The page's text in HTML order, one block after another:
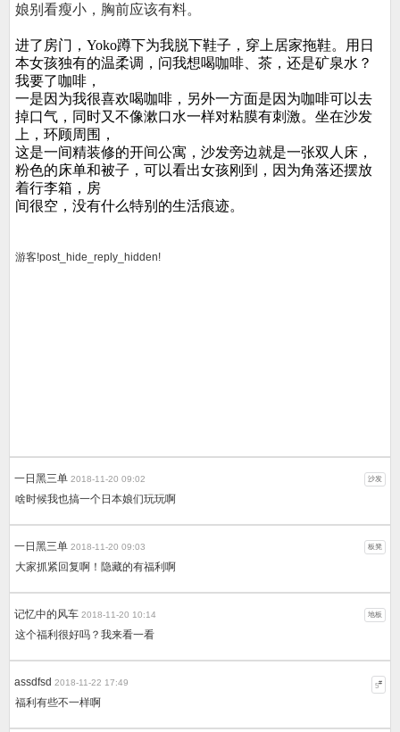
娘别看瘦小，胸前应该有料。
进了房门，Yoko蹲下为我脱下鞋子，穿上居家拖鞋。用日
本女孩独有的温柔调，问我想喝咖啡、茶，还是矿泉水？
我要了咖啡，
一是因为我很喜欢喝咖啡，另外一方面是因为咖啡可以去
掉口气，同时又不像漱口水一样对粘膜有刺激。坐在沙发
上，环顾周围，
这是一间精装修的开间公寓，沙发旁边就是一张双人床，
粉色的床单和被子，可以看出女孩刚到，因为角落还摆放
着行李箱，房
间很空，没有什么特别的生活痕迹。
游客!post_hide_reply_hidden!
沙发
一日黑三单 2018-11-20 09:02
啥时候我也搞一个日本娘们玩玩啊
板凳
一日黑三单 2018-11-20 09:03
大家抓紧回复啊！隐藏的有福利啊
地板
记忆中的风车 2018-11-20 10:14
这个福利很好吗？我来看一看
5#
assdfsd 2018-11-22 17:49
福利有些不一样啊